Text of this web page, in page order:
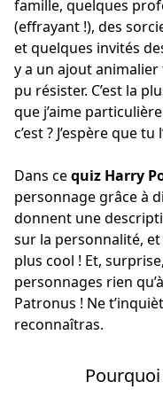
famille, quelques
(effrayant !), des
et quelques invités
y a un ajout animalier
pu résister. C’est la
que j’aime
c’est ? J’espère que
Dans cequiz Harry
personnage grâce à
donnent une
sur la personnalité, et
plus cool ! Et,
personnages rien
Patronus ! Ne
reconnaîtras.